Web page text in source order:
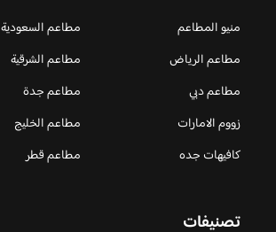
منيو المطاعم
مطاعم السعودية
مطاعم الرياض
مطاعم الشرقية
مطاعم دبي
مطاعم جدة
زووم الامارات
مطاعم الخليج
كافيهات جده
مطاعم قطر
تصنيفات